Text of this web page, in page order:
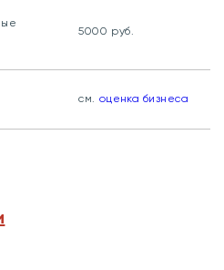
5000 руб.
см. оценка бизнеса